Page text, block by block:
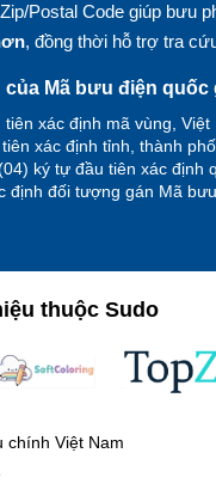
Postal Code giúp bưu
, đồng thời hỗ trợ tra
Mã bưu điện quốc
xác định mã vùng,
xác định tỉnh, thành
ký tự đầu tiên xác định
định đối tượng gán Mã
thuộc Sudo
chính Việt Nam